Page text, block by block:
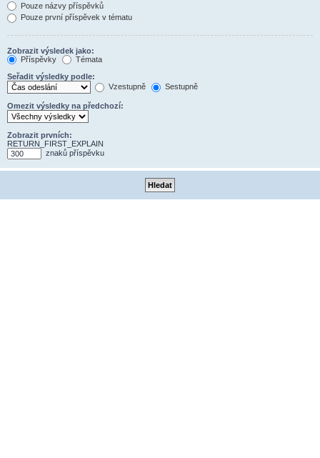
Pouze názvy příspěvků
Pouze první příspěvek v tématu
Zobrazit výsledek jako:
Příspěvky
Témata
Seřadit výsledky podle:
Vzestupně
Sestupně
Omezit výsledky na předchozí:
Zobrazit prvních:
RETURN_FIRST_EXPLAIN
znaků příspěvku